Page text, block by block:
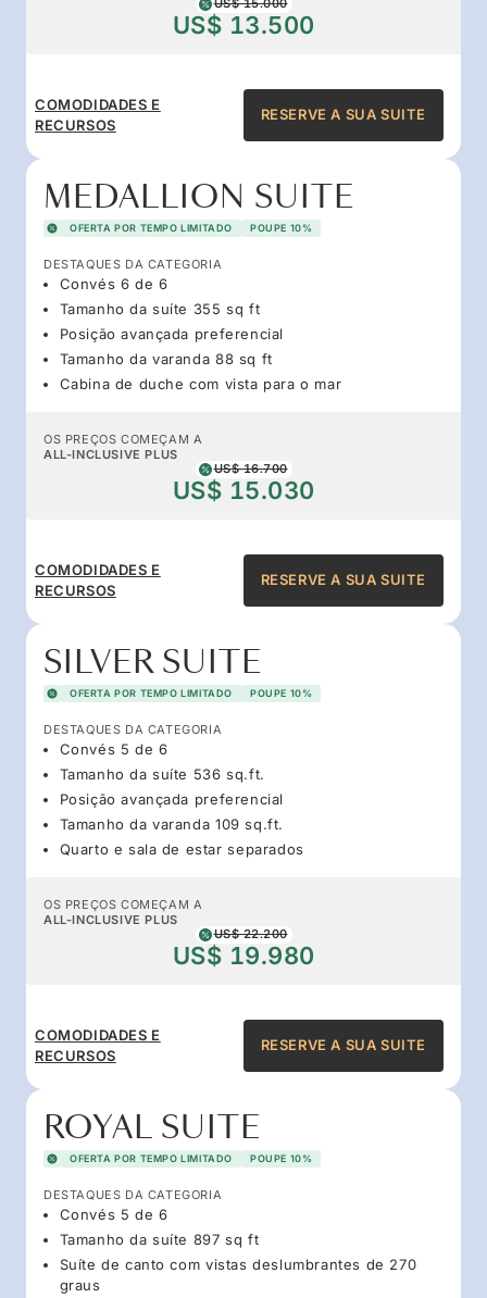
US$ 15.000
US$ 13.500
COMODIDADES E
RECURSOS
RESERVE A SUA SUITE
MEDALLION SUITE
OFERTA POR TEMPO LIMITADO POUPE 10%
DESTAQUES DA CATEGORIA
Convés 6 de 6
Tamanho da suíte 355 sq ft
Posição avançada preferencial
Tamanho da varanda 88 sq ft
Cabina de duche com vista para o mar
OS PREÇOS COMEÇAM A
ALL-INCLUSIVE PLUS
US$ 16.700
US$ 15.030
COMODIDADES E
RECURSOS
RESERVE A SUA SUITE
SILVER SUITE
OFERTA POR TEMPO LIMITADO POUPE 10%
DESTAQUES DA CATEGORIA
Convés 5 de 6
Tamanho da suíte 536 sq.ft.
Posição avançada preferencial
Tamanho da varanda 109 sq.ft.
Quarto e sala de estar separados
OS PREÇOS COMEÇAM A
ALL-INCLUSIVE PLUS
US$ 22.200
US$ 19.980
COMODIDADES E
RECURSOS
RESERVE A SUA SUITE
ROYAL SUITE
OFERTA POR TEMPO LIMITADO POUPE 10%
DESTAQUES DA CATEGORIA
Convés 5 de 6
Tamanho da suíte 897 sq ft
Suíte de canto com vistas deslumbrantes de 270
graus